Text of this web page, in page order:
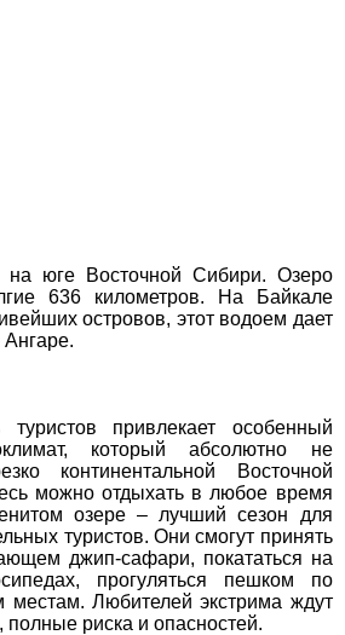
на юге Восточной Сибири. Озеро
636 километров. На Байкале
островов, этот водоем дает
Ангаре.
привлекает особенный
который абсолютно не
континентальной Восточной
можно отдыхать в любое время
озере – лучший сезон для
туристов. Они смогут принять
джип-сафари, покататься на
прогуляться пешком по
Любителей экстрима ждут
полные риска и опасностей.